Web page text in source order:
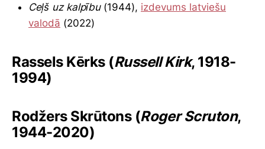
Ceļš uz kalpību(1944), izdevums latviešu
valodā (2022)
Rassels Kērks (Russell Kirk, 1918-
1994)
Rodžers Skrūtons (Roger Scruton,
1944-2020)